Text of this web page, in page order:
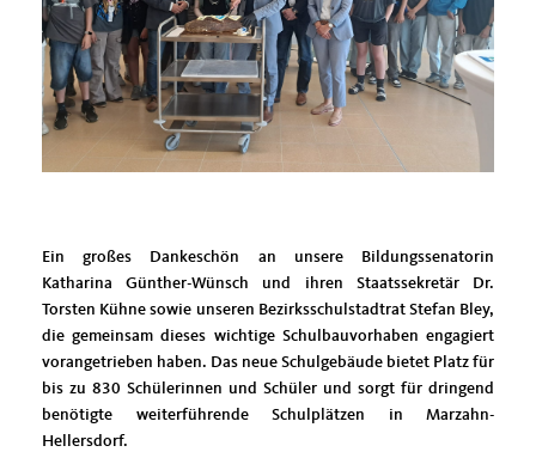
Ein großes Dankeschön an unsere Bildungssenatorin
Katharina Günther-Wünsch und ihren Staatssekretär Dr.
Torsten Kühne sowie unseren Bezirksschulstadtrat Stefan Bley,
die gemeinsam dieses wichtige Schulbauvorhaben engagiert
vorangetrieben haben. Das neue Schulgebäude bietet Platz für
bis zu 830 Schülerinnen und Schüler und sorgt für dringend
benötigte weiterführende Schulplätzen in Marzahn-
Hellersdorf.